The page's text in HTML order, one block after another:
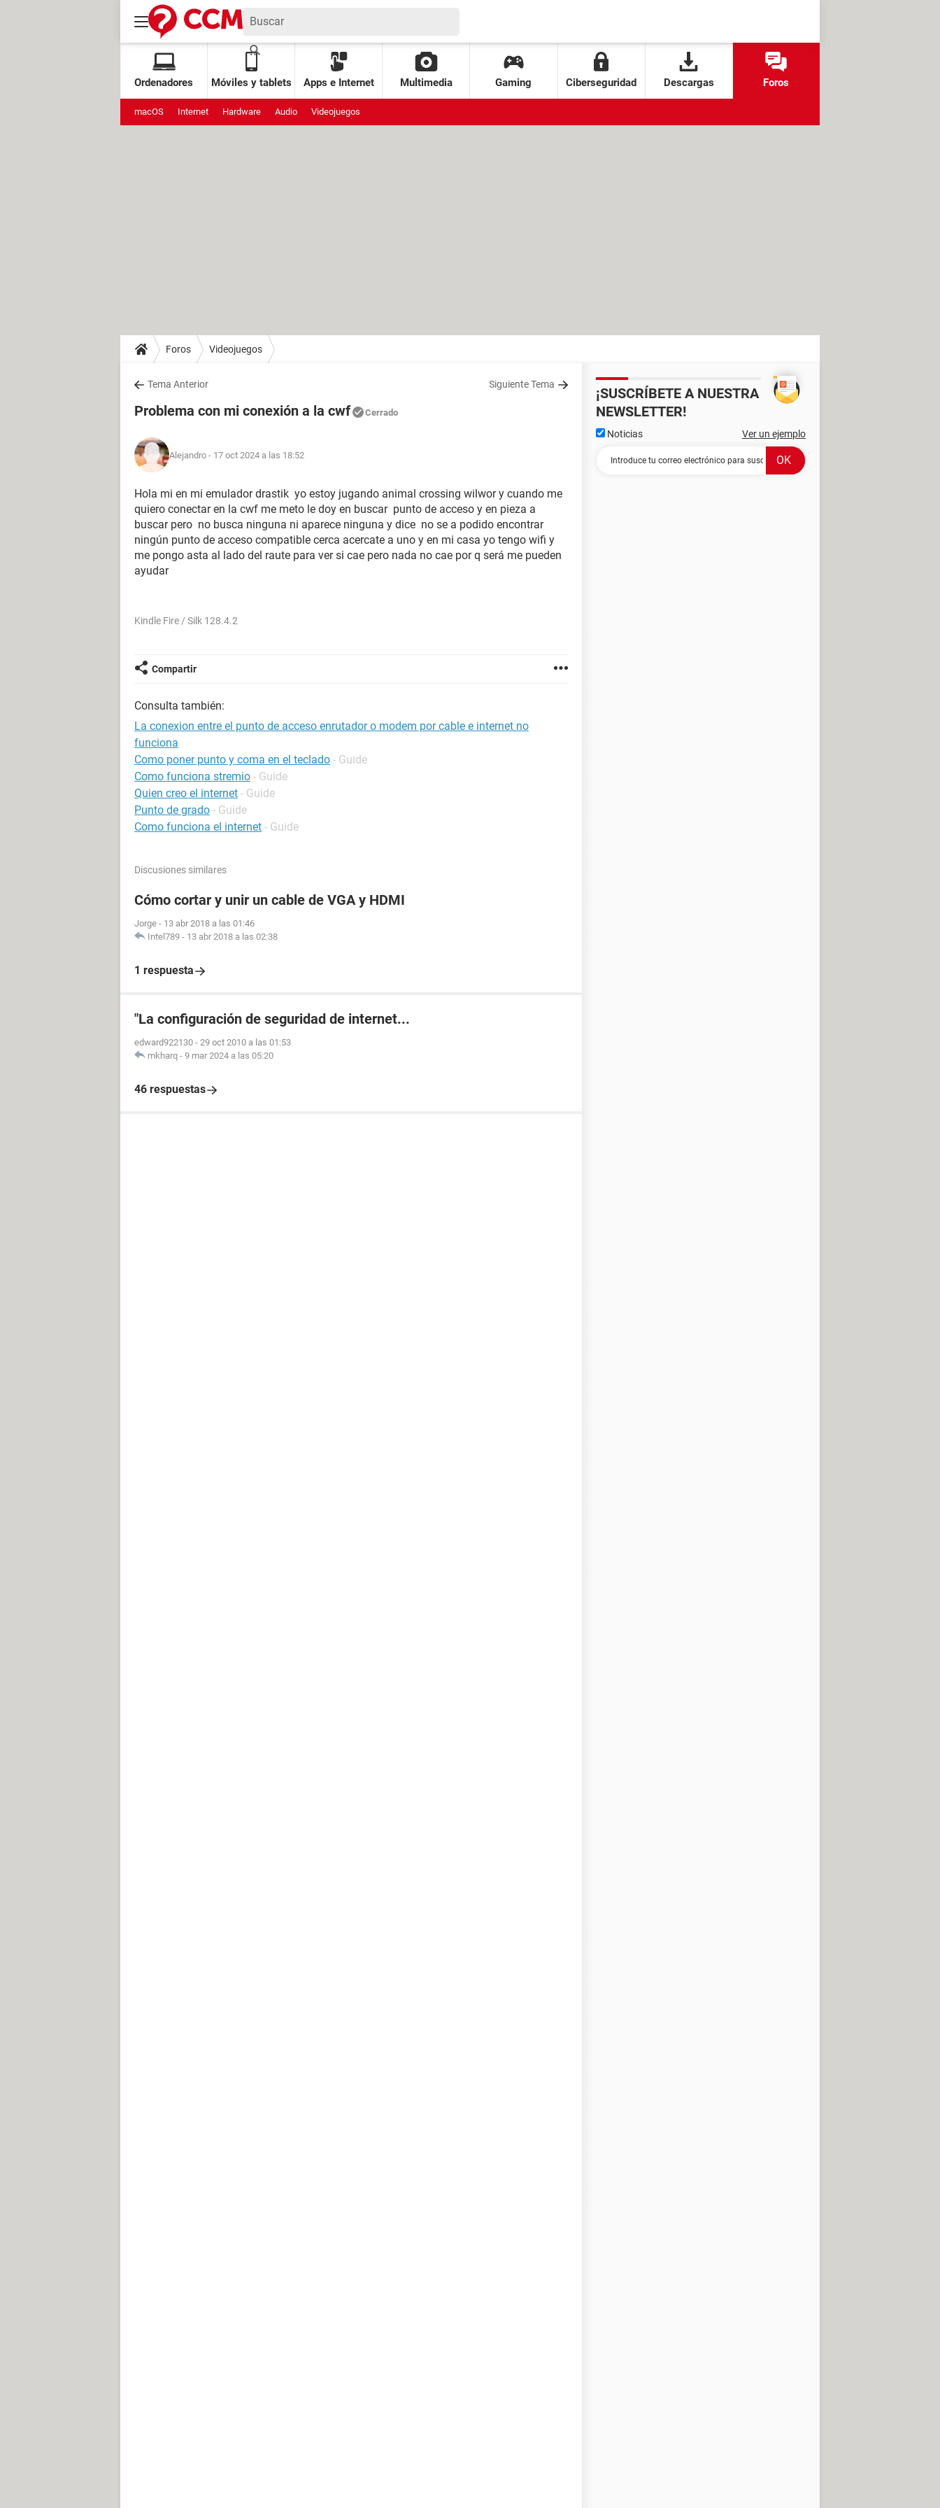
Ordenadores Móviles y tablets Apps e Internet Multimedia Gaming Ciberseguridad Descargas Foros
macOS Internet Hardware Audio Videojuegos
Foros Videojuegos
Tema Anterior Siguiente Tema
Problema con mi conexión a la cwf Cerrado
Alejandro - 17 oct 2024 a las 18:52
Hola mi en mi emulador drastik yo estoy jugando animal crossing wilwor y cuando me
quiero conectar en la cwf me meto le doy en buscar punto de acceso y en pieza a
buscar pero no busca ninguna ni aparece ninguna y dice no se a podido encontrar
ningún punto de acceso compatible cerca acercate a uno y en mi casa yo tengo wifi y
me pongo asta al lado del raute para ver si cae pero nada no cae por q será me pueden
ayudar
Kindle Fire / Silk 128.4.2
Compartir
Consulta también:
La conexion entre el punto de acceso enrutador o modem por cable e internet no
funciona
Como poner punto y coma en el teclado - Guide
Como funciona stremio - Guide
Quien creo el internet - Guide
Punto de grado - Guide
Como funciona el internet - Guide
Discusiones similares
Cómo cortar y unir un cable de VGA y HDMI
Jorge - 13 abr 2018 a las 01:46
Intel789 - 13 abr 2018 a las 02:38
1 respuesta
"La configuración de seguridad de internet...
edward922130 - 29 oct 2010 a las 01:53
mkharq - 9 mar 2024 a las 05:20
46 respuestas
¡SUSCRÍBETE A NUESTRA
NEWSLETTER!
Noticias Ver un ejemplo